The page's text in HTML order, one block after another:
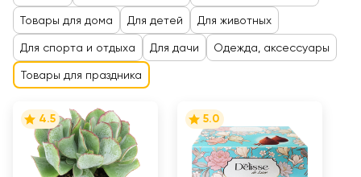
Товары для дома Для детей Для животных
Для спорта и отдыха Для дачи Одежда, аксессуары
Товары для праздника
4.5 5.0